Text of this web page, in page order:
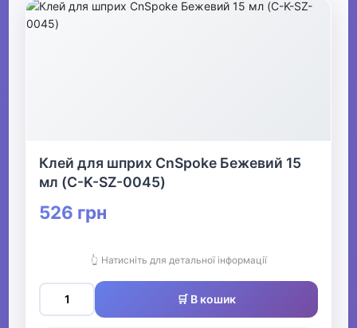
Клей для шприх CnSpoke Бежевий 15
мл (C-K-SZ-0045)
526 грн
👆 Натисніть для детальної інформації
🛒 В кошик